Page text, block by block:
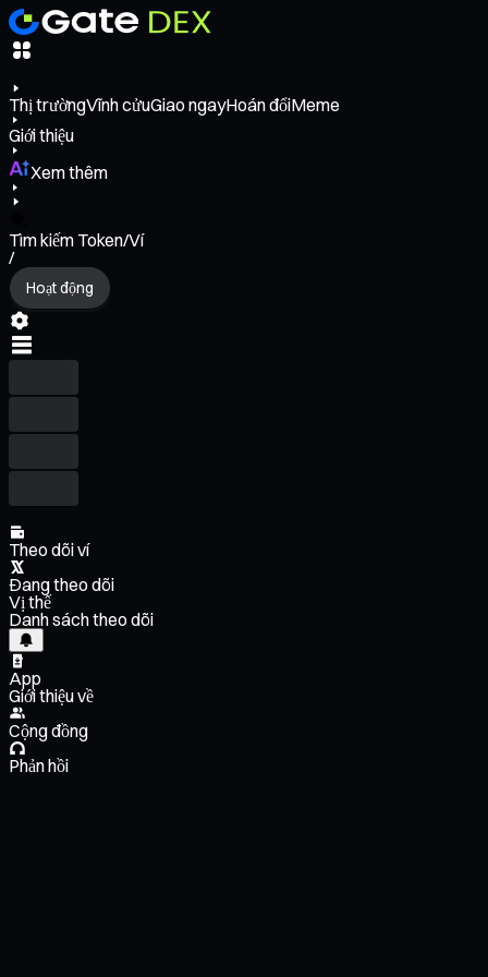
Thị trườngVĩnh cửuGiao ngayHoán đổiMeme
Giới thiệu
Xem thêm
Tìm kiếm Token/Ví
/
Hoạt động
Theo dõi ví
Đang theo dõi
Vị thế
Danh sách theo dõi
App
Giới thiệu về
Cộng đồng
Phản hồi